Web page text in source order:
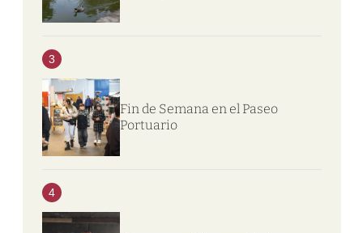
3
Fin de Semana en el Paseo
Portuario
4